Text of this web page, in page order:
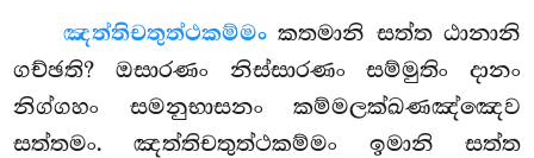
ඤත්තිචතුත්ථකම්මං කතමානි සත්ත ඨානානි
ගච්ඡති? ඔසාරණං නිස්සාරණං සම්මුතිං දානං
නිග්ගහං සමනුභාසනං කම්මලක්ඛණඤ්ඤෙව
සත්තමං. ඤත්තිචතුත්ථකම්මං ඉමානි සත්ත